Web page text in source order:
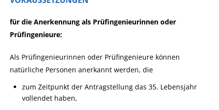
für die Anerkennung als Prüfingenieurinnen oder
Prüfingenieure:
Als Prüfingenieurinnen oder Prüfingenieure können
natürliche Personen anerkannt werden, die
zum Zeitpunkt der Antragstellung das 35. Lebensjahr
vollendet haben,